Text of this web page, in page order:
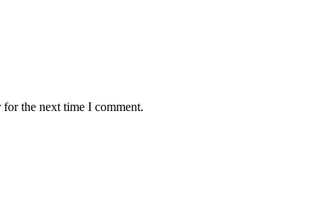
the next time I comment.